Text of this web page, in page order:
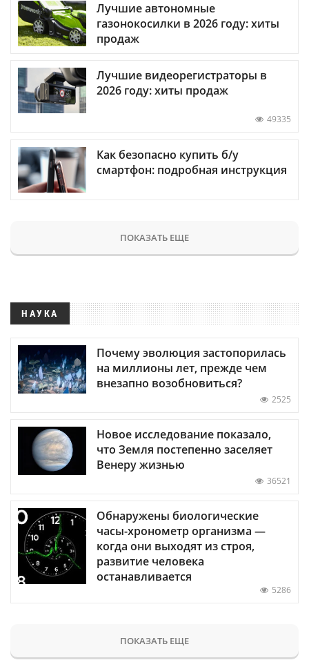
Лучшие автономные
газонокосилки в 2026 году: хиты
продаж
Лучшие видеорегистраторы в
2026 году: хиты продаж
49335
Как безопасно купить б/у
смартфон: подробная инструкция
ПОКАЗАТЬ ЕЩЕ
НАУКА
Почему эволюция застопорилась
на миллионы лет, прежде чем
внезапно возобновиться?
2525
Новое исследование показало,
что Земля постепенно заселяет
Венеру жизнью
36521
Обнаружены биологические
часы-хронометр организма —
когда они выходят из строя,
развитие человека
останавливается
5286
ПОКАЗАТЬ ЕЩЕ